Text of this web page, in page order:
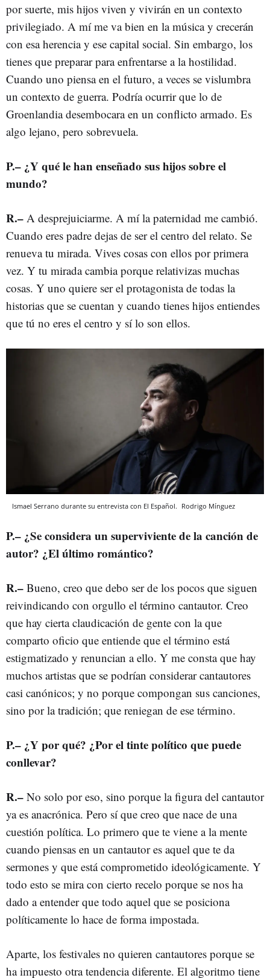
por suerte, mis hijos viven y vivirán en un contexto
privilegiado. A mí me va bien en la música y crecerán
con esa herencia y ese capital social. Sin embargo, los
tienes que preparar para enfrentarse a la hostilidad.
Cuando uno piensa en el futuro, a veces se vislumbra
un contexto de guerra. Podría ocurrir que lo de
Groenlandia desembocara en un conflicto armado. Es
algo lejano, pero sobrevuela.
P.– ¿Y qué le han enseñado sus hijos sobre el
mundo?
R.– A desprejuiciarme. A mí la paternidad me cambió.
Cuando eres padre dejas de ser el centro del relato. Se
renueva tu mirada. Vives cosas con ellos por primera
vez. Y tu mirada cambia porque relativizas muchas
cosas. Y uno quiere ser el protagonista de todas la
historias que se cuentan y cuando tienes hijos entiendes
que tú no eres el centro y sí lo son ellos.
Ismael Serrano durante su entrevista con El Español. Rodrigo Mínguez
P.– ¿Se considera un superviviente de la canción de
autor? ¿El último romántico?
R.– Bueno, creo que debo ser de los pocos que siguen
reivindicando con orgullo el término cantautor. Creo
que hay cierta claudicación de gente con la que
comparto oficio que entiende que el término está
estigmatizado y renuncian a ello. Y me consta que hay
muchos artistas que se podrían considerar cantautores
casi canónicos; y no porque compongan sus canciones,
sino por la tradición; que reniegan de ese término.
P.– ¿Y por qué? ¿Por el tinte político que puede
conllevar?
R.– No solo por eso, sino porque la figura del cantautor
ya es anacrónica. Pero sí que creo que nace de una
cuestión política. Lo primero que te viene a la mente
cuando piensas en un cantautor es aquel que te da
sermones y que está comprometido ideológicamente. Y
todo esto se mira con cierto recelo porque se nos ha
dado a entender que todo aquel que se posiciona
políticamente lo hace de forma impostada.
Aparte, los festivales no quieren cantautores porque se
ha impuesto otra tendencia diferente. El algoritmo tiene